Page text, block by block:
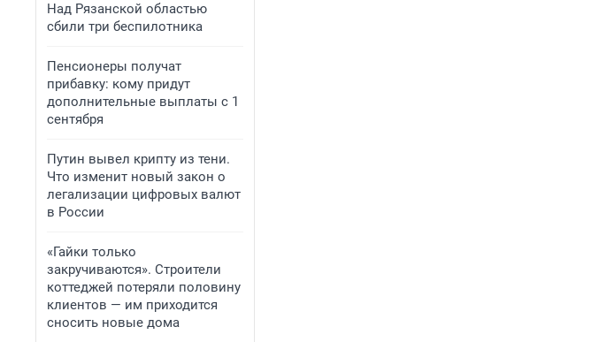
Над Рязанской областью
сбили три беспилотника
Пенсионеры получат
прибавку: кому придут
дополнительные выплаты с 1
сентября
Путин вывел крипту из тени.
Что изменит новый закон о
легализации цифровых валют
в России
«Гайки только
закручиваются». Строители
коттеджей потеряли половину
клиентов — им приходится
сносить новые дома